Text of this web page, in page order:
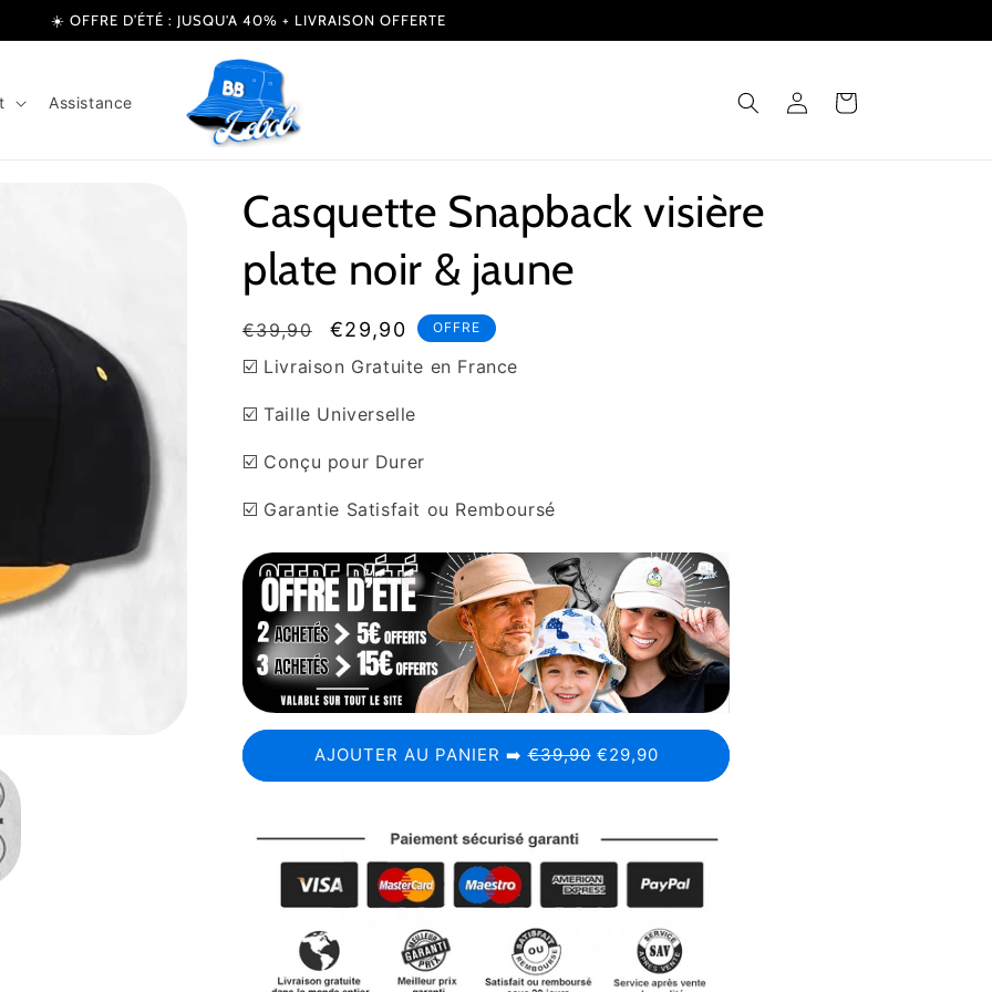
☀️ OFFRE D’ÉTÉ : JUSQU'A 40% + LIVRAISON OFFERTE
Assistance ConnexionPanier
Casquette Snapback visière
plate noir & jaune
Prix
habituel
€39,90
Prix
soldé
€29,90 OFFRE
☑️ Livraison Gratuite en France
☑️ Taille Universelle
☑️ Conçu pour Durer
☑️ Garantie Satisfait ou Remboursé
AJOUTER AU PANIER ➡️€39,90 €29,90